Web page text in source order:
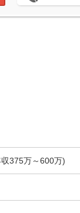
375万～600万)